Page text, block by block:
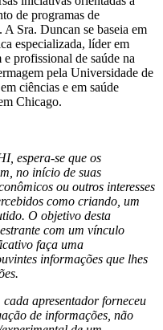
de programas de
Sra. Duncan se baseia em
especializada, líder em
profissional de saúde na
pela Universidade de
ciências e em saúde
Chicago.
espera-se que os
no início de suas
ou outros interesses
como criando, um
O objetivo desta
com um vínculo
faça uma
informações que lhes
apresentador forneceu
de informações, não